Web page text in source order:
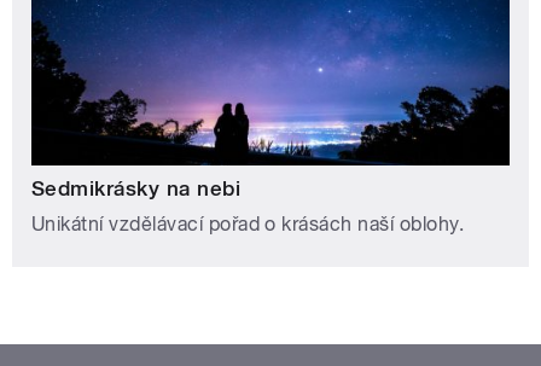
Sedmikrásky na nebi
Unikátní vzdělávací pořad o krásách naší oblohy.